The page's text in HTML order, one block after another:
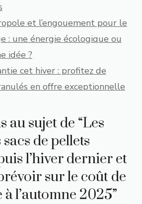
et l’engouement pour le
: une énergie écologique ou
idée ?
cet hiver : profitez de
en offre exceptionnelle
au sujet de “Les
de pellets
l’hiver dernier et
sur le coût de
l’automne 2025”